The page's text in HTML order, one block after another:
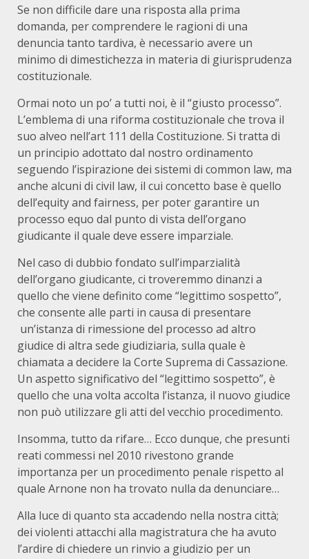
Se non difficile dare una risposta alla prima
domanda, per comprendere le ragioni di una
denuncia tanto tardiva, è necessario avere un
minimo di dimestichezza in materia di giurisprudenza
costituzionale.
Ormai noto un po’ a tutti noi, è il “giusto processo”.
L’emblema di una riforma costituzionale che trova il
suo alveo nell’art 111 della Costituzione. Si tratta di
un principio adottato dal nostro ordinamento
seguendo l’ispirazione dei sistemi di common law, ma
anche alcuni di civil law, il cui concetto base è quello
dell’equity and fairness, per poter garantire un
processo equo dal punto di vista dell’organo
giudicante il quale deve essere imparziale.
Nel caso di dubbio fondato sull’imparzialità
dell’organo giudicante, ci troveremmo dinanzi a
quello che viene definito come “legittimo sospetto”,
che consente alle parti in causa di presentare
un’istanza di rimessione del processo ad altro
giudice di altra sede giudiziaria, sulla quale è
chiamata a decidere la Corte Suprema di Cassazione.
Un aspetto significativo del “legittimo sospetto”, è
quello che una volta accolta l’istanza, il nuovo giudice
non può utilizzare gli atti del vecchio procedimento.
Insomma, tutto da rifare… Ecco dunque, che presunti
reati commessi nel 2010 rivestono grande
importanza per un procedimento penale rispetto al
quale Arnone non ha trovato nulla da denunciare…
Alla luce di quanto sta accadendo nella nostra città;
dei violenti attacchi alla magistratura che ha avuto
l’ardire di chiedere un rinvio a giudizio per un